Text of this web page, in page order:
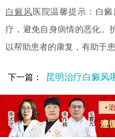
白癜风 医院温馨提示：白
疗，避免自身病情的恶化。
以帮助患者的康复，有助于
下一篇： 昆明治疗白癜风